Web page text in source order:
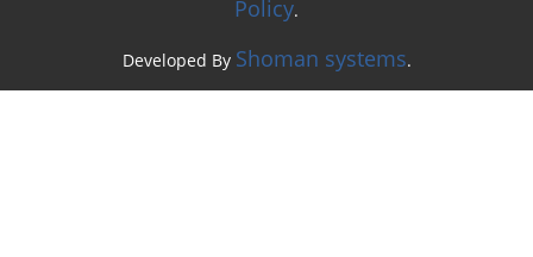
Policy.
Developed By Shoman systems.